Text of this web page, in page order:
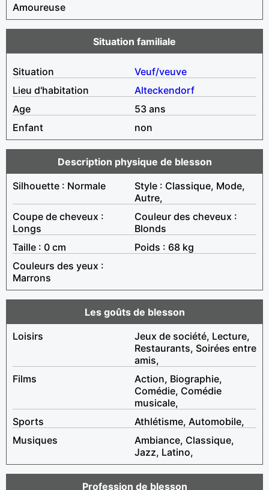
Amoureuse
Situation familiale
Situation
Veuf/veuve
Lieu d'habitation
Alteckendorf
Age
53 ans
Enfant
non
Description physique de blesson
Silhouette : Normale
Style : Classique, Mode,
Autre,
Coupe de cheveux :
Longs
Couleur des cheveux :
Blonds
Taille : 0 cm
Poids : 68 kg
Couleurs des yeux :
Marrons
Les goûts de blesson
Loisirs
Jeux de société, Lecture,
Restaurants, Soirées entre
amis,
Films
Action, Biographie,
Comédie, Comédie
musicale,
Sports
Athlétisme, Automobile,
Musiques
Ambiance, Classique,
Jazz, Latino,
Profession de blesson